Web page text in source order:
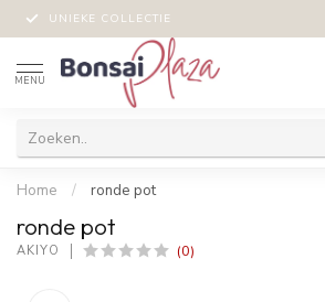
UNIEKE COLLECTIE
MENU
Home / ronde pot
ronde pot
AKIYO (0)